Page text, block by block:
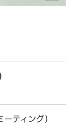
ティング)